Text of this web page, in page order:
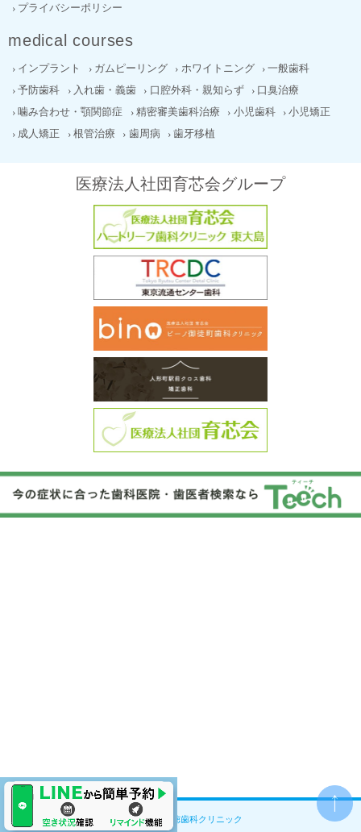
プライバシーポリシー
medical courses
インプラント ガムピーリング ホワイトニング
一般歯科
予防歯科
入れ歯・義歯 口腔外科・親知らず
口臭治療
噛み合わせ・顎関節症
精密審美歯科治療 小児歯科
小児矯正
成人矯正
根管治療 歯周病 歯牙移植
医療法人社団育芯会グループ
© ココロ南行徳歯科クリニック